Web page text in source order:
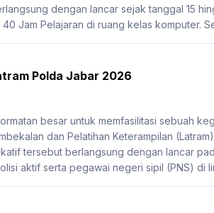
dengan lancar sejak tanggal 15
Jam Pelajaran di ruang kelas komputer.
Polda Jabar 2026
besar untuk memfasilitasi sebuah
dan Pelatihan Keterampilan
tersebut berlangsung dengan lancar
aktif serta pegawai negeri sipil (PNS) di